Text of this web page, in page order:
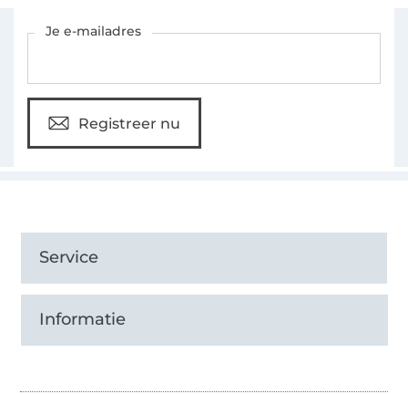
Je e-mailadres
Registreer nu
Service
Informatie